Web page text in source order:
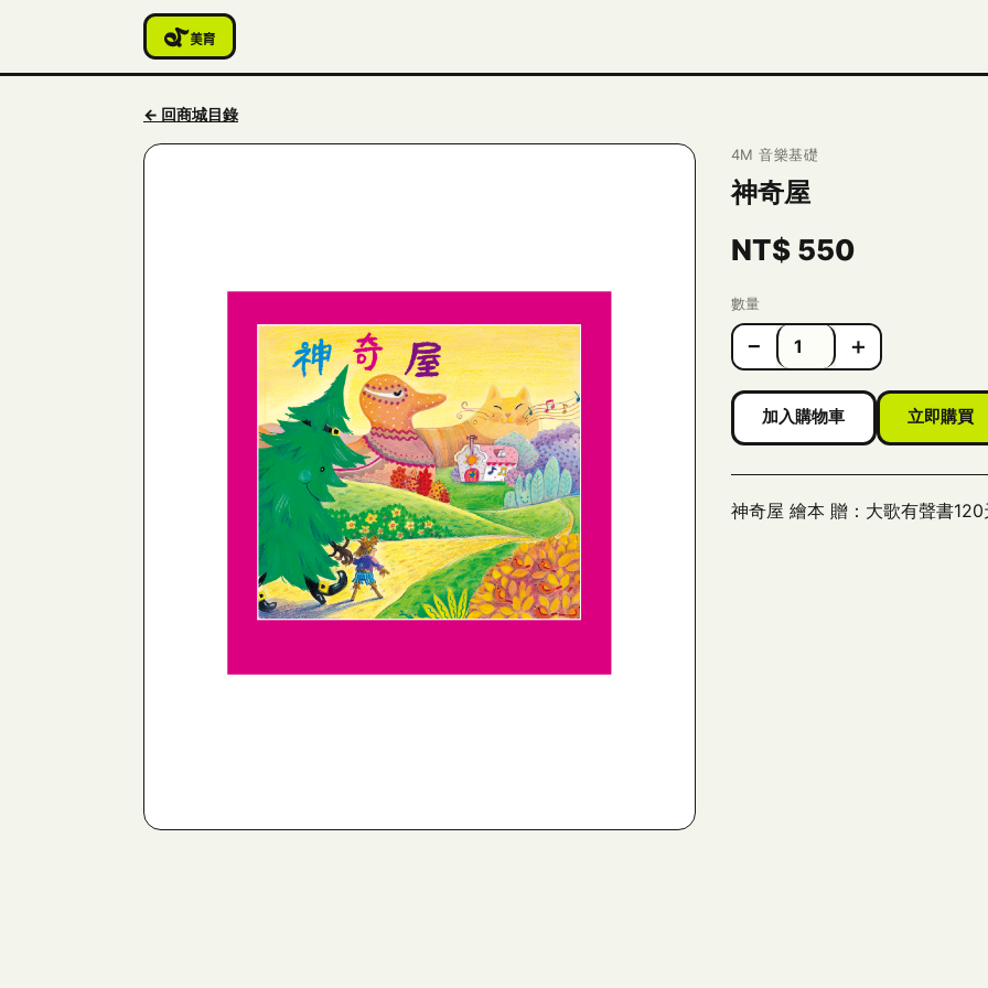
← 回商城目錄
4M 音樂基礎
神奇屋
NT$ 550
數量
− ＋
加入購物車 立即購買
神奇屋 繪本 贈：大歌有聲書120